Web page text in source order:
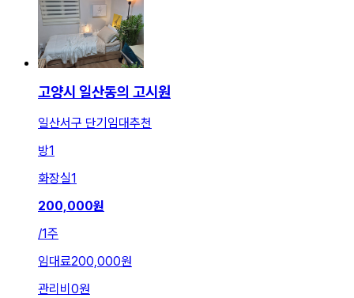
고양시 일산동의 고시원
일산서구 단기임대추천
방1
화장실1
200,000원
/1주
임대료200,000원
관리비 0원